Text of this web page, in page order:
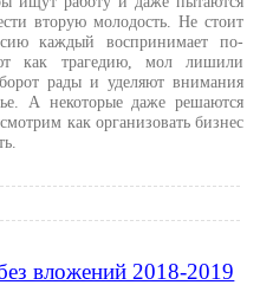
вторую молодость. Не стоит
каждый воспринимает по-
как трагедию, мол лишили
рады и уделяют внимания
А некоторые даже решаются
как организовать бизнес
вложений 2018-2019